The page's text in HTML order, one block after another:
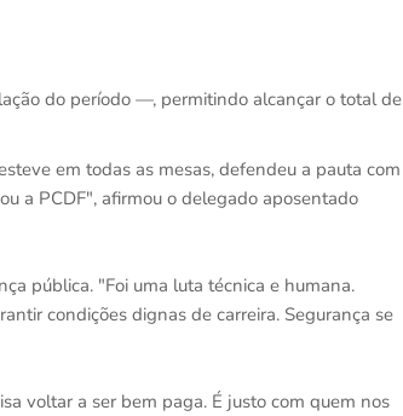
do período —, permitindo alcançar o total de
em todas as mesas, defendeu a pauta com
a PCDF", afirmou o delegado aposentado
pública. "Foi uma luta técnica e humana.
condições dignas de carreira. Segurança se
voltar a ser bem paga. É justo com quem nos